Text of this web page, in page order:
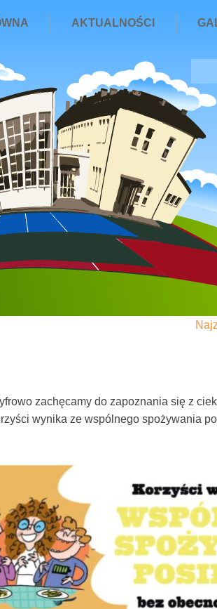
AKTUALNOŚCI
zachęcamy do zapoznania się z
wynika ze wspólnego spożywania